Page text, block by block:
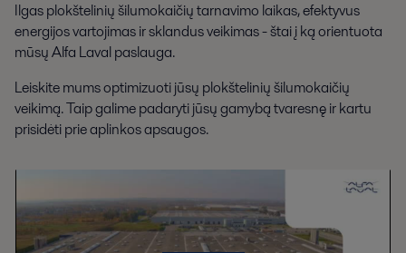
Ilgas plokštelinių šilumokaičių tarnavimo laikas, efektyvus
energijos vartojimas ir sklandus veikimas - štai į ką orientuota
mūsų Alfa Laval paslauga.
Leiskite mums optimizuoti jūsų plokštelinių šilumokaičių
veikimą. Taip galime padaryti jūsų gamybą tvaresnę ir kartu
prisidėti prie aplinkos apsaugos.